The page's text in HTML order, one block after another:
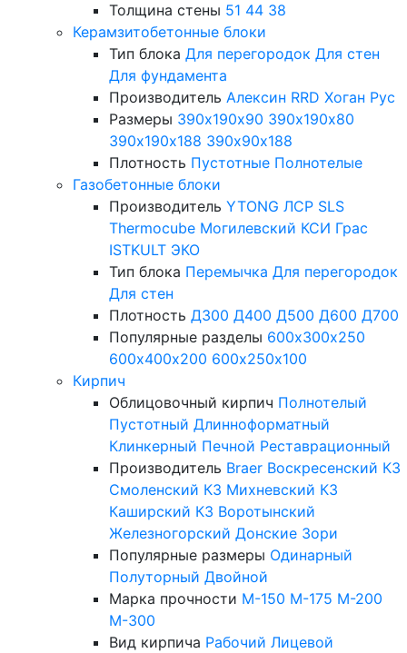
Толщина стены 51 44 38
Керамзитобетонные блоки
Тип блока Для перегородок Для стен
Для фундамента
Производитель Алексин RRD Хоган Рус
Размеры 390х190х90 390х190х80
390х190х188 390х90х188
Плотность Пустотные Полнотелые
Газобетонные блоки
Производитель YTONG ЛСР SLS
Thermocube Могилевский КСИ Грас
ISTKULT ЭКО
Тип блока Перемычка Для перегородок
Для стен
Плотность Д300 Д400 Д500 Д600 Д700
Популярные разделы 600х300х250
600х400х200 600х250х100
Кирпич
Облицовочный кирпич Полнотелый
Пустотный Длинноформатный
Клинкерный Печной Реставрационный
Производитель Braer Воскресенский КЗ
Смоленский КЗ Михневский КЗ
Каширский КЗ Воротынский
Железногорский Донские Зори
Популярные размеры Одинарный
Полуторный Двойной
Марка прочности М-150 М-175 М-200
М-300
Вид кирпича Рабочий Лицевой